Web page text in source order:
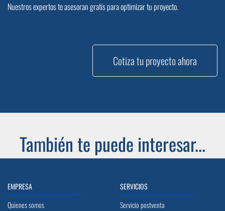
Nuestros expertos te asesoran gratis para optimizar tu proyecto.
Cotiza tu proyecto ahora
También te puede interesar...
EMPRESA
Quienes somos
SERVICIOS
Servicio postventa